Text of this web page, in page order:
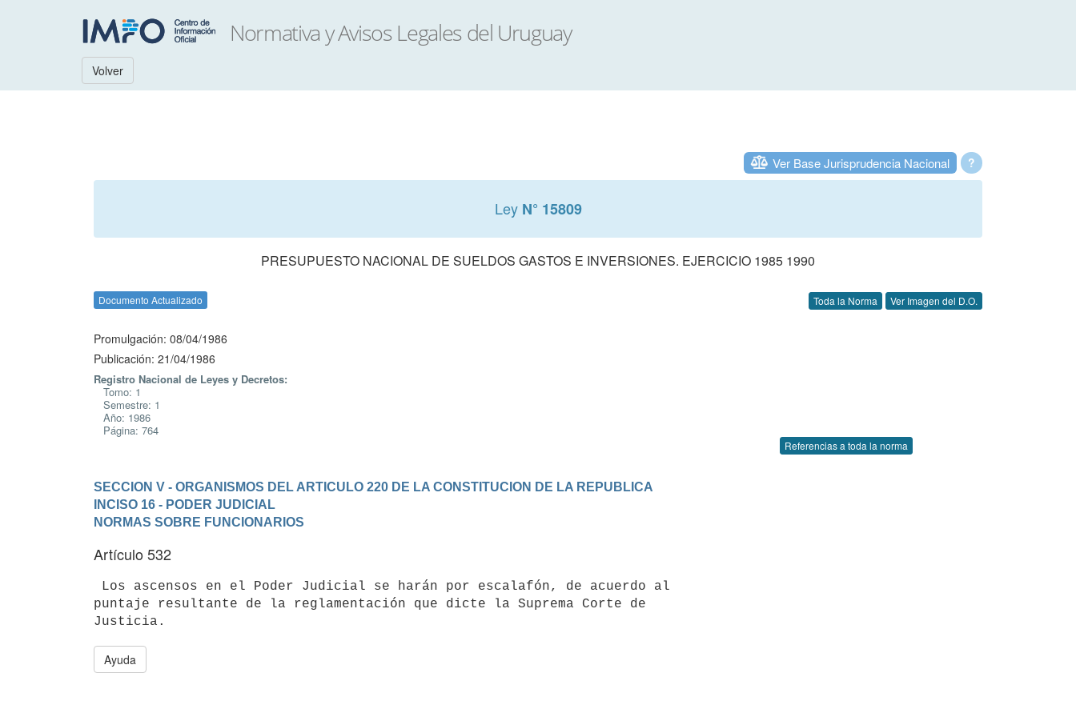
Volver
?
Ver Base Jurisprudencia Nacional
Ley N° 15809
PRESUPUESTO NACIONAL DE SUELDOS GASTOS E INVERSIONES. EJERCICIO 1985 1990
Documento Actualizado Toda la Norma Ver Imagen del D.O.
Promulgación: 08/04/1986
Publicación: 21/04/1986
Registro Nacional de Leyes y Decretos:
Tomo: 1
Semestre: 1
Año: 1986
Página: 764
Referencias a toda la norma
SECCION V - ORGANISMOS DEL ARTICULO 220 DE LA CONSTITUCION DE LA REPUBLICA
INCISO 16 - PODER JUDICIAL
NORMAS SOBRE FUNCIONARIOS
Artículo 532
puntaje resultante de la reglamentación que dicte la Suprema Corte de
Ayuda